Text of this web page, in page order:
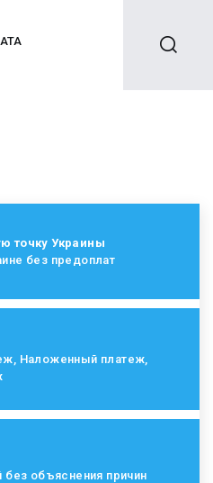
точку Украины
без предоплат
Наложенный платеж,
без объяснения причин